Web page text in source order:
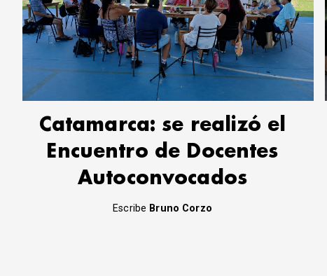
Catamarca: se realizó el
Encuentro de Docentes
Autoconvocados
Escribe Bruno Corzo